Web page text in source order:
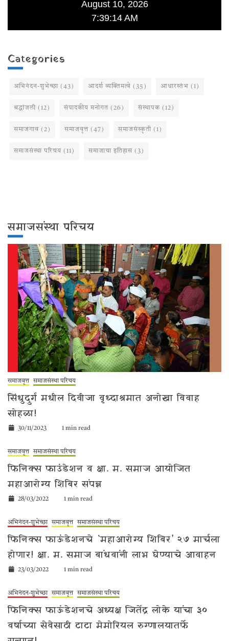
August 10, 2026
7:39:15 AM
Categories
अभिनंदन-शुभेच्छा (43) आदर्श व्यक्तिमत्वे (35) आधारस्तंभ (1)
श्रद्धांजली (12) संपादकीय मनोगत (26) संस्थापक (12)
समाजगाव (2) समाजवृत्त (47) समाजसंस्कृती (1)
समाजसंस्था परिचय (11) समाजाचा इतिहास (3)
समाजसंस्था परिचय
समाजवृत्त समाजसंस्था परिचय
सिंधुदुर्ग मधील दिवीजा वृध्दाश्रमात अनोखा विवाह
सोहळा!
30/11/2023 1 min read
समाजवृत्त समाजसंस्था परिचय
फिनिक्स फाउंडेशन व क्षा. म. समाज आयोजित
महाआरोग्य शिबिर संपन्न
28/03/2022 1 min read
अभिनंदन-शुभेच्छा समाजवृत्त समाजसंस्था परिचय
फिनिक्स फाऊंडेशनचे `महाआरोग्य शिबिर’ २७ मार्चला
होणार! क्षा. म. समाज बांधवांनी लाभ घेण्याचे आवाहन
23/03/2022 1 min read
अभिनंदन-शुभेच्छा समाजवृत्त समाजसंस्था परिचय
फिनिक्स फाऊंडेशनचे अध्यक्ष जितेंद्र लोके यांचा ३०
वर्षाच्या सेवेसाठी टाटा मेमोरियल रुग्णालयातर्फे